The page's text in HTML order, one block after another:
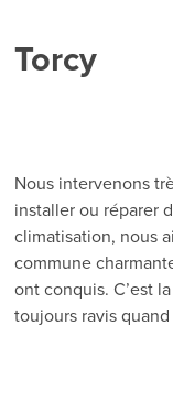
Torcy
Nous intervenons
installer ou réparer
climatisation, nous
commune
ont conquis. C’est
toujours ravis